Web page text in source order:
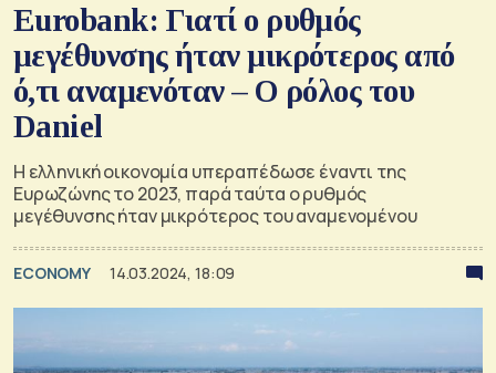
Eurobank: Γιατί ο ρυθμός
μεγέθυνσης ήταν μικρότερος από
ό,τι αναμενόταν – Ο ρόλος του
Daniel
Η ελληνική οικονομία υπεραπέδωσε έναντι της
Ευρωζώνης το 2023, παρά ταύτα ο ρυθμός
μεγέθυνσης ήταν μικρότερος του αναμενομένου
ECONOMY 14.03.2024, 18:09